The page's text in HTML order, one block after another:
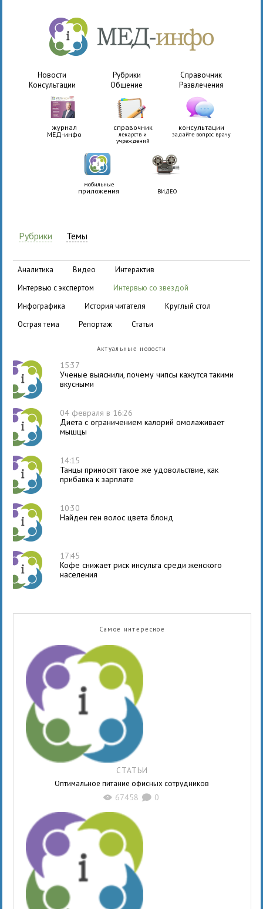
Новости Рубрики
Справочник
Консультации
Общение Развлечения
журнал
МЕД-инфо
справочник
лекарств и
учреждений
консультации
задайте вопрос врачу
мобильные
приложения ВИДЕО
Рубрики Темы
аналитика видео
интерактив
интервью с экспертом
интервью со звездой
инфографика
история читателя
круглый стол
острая тема
репортаж статьи
Актуальные новости
15:37
Ученые выяснили, почему чипсы кажутся такими
вкусными
04 февраля в 16:26
Диета с ограничением калорий омолаживает
мышцы
14:15
Танцы приносят такое же удовольствие, как
прибавка к зарплате
10:30
Найден ген волос цвета блонд
17:45
Кофе снижает риск инсульта среди женского
населения
Самое интересное
СТАТЬИ
Оптимальное питание офисных сотрудников
X 67458 K 0